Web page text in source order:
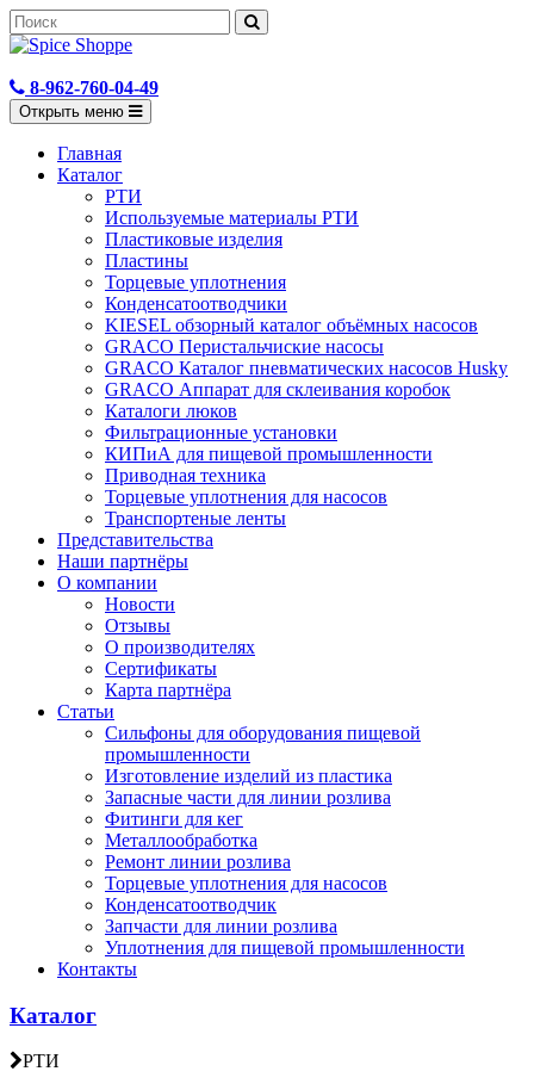
8-962-760-04-49
Открыть меню
Главная
Каталог
РТИ
Используемые материалы РТИ
Пластиковые изделия
Пластины
Торцевые уплотнения
Конденсатоотводчики
KIESEL обзорный каталог объёмных насосов
GRACO Перистальчиские насосы
GRACO Каталог пневматических насосов Husky
GRACO Аппарат для склеивания коробок
Каталоги люков
Фильтрационные установки
КИПиА для пищевой промышленности
Приводная техника
Торцевые уплотнения для насосов
Транспортеные ленты
Представительства
Наши партнёры
О компании
Новости
Отзывы
О производителях
Сертификаты
Карта партнёра
Статьи
Сильфоны для оборудования пищевой
промышленности
Изготовление изделий из пластика
Запасные части для линии розлива
Фитинги для кег
Металлообработка
Ремонт линии розлива
Торцевые уплотнения для насосов
Конденсатоотводчик
Запчасти для линии розлива
Уплотнения для пищевой промышленности
Контакты
Каталог
РТИ